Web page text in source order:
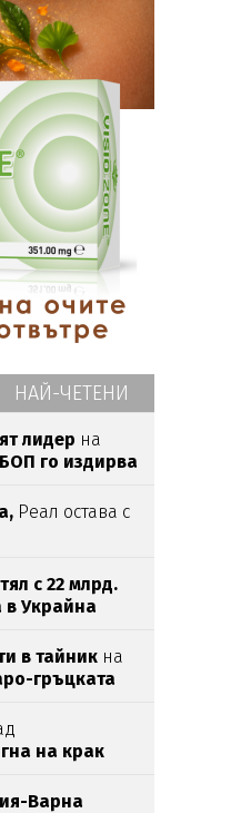
НАЙ-ЧЕТЕНИ
лидер на
го издирва
Реал остава с
с 22 млрд.
в Украйна
в тайник на
гръцката
на крак
Варна